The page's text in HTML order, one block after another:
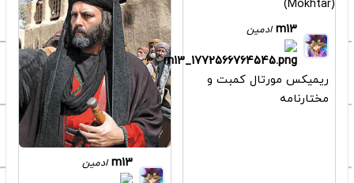
m13 ادمین
ریمیکس مورتال کمبت و
مختارنامه
m13 ادمین